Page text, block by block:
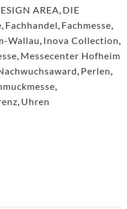
AREA DIE
Fachhandel Fachmesse
Wallau Inova Collection
Messecenter Hofheim
Perlen
Uhren